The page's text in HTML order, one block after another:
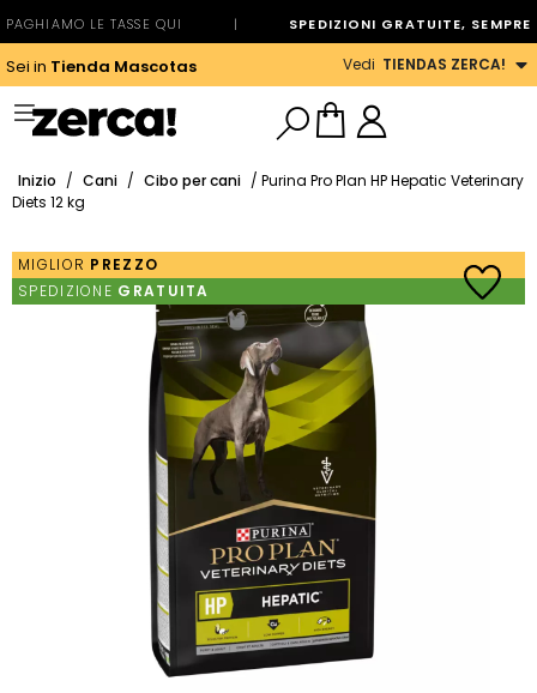
PAGHIAMO LE TASSE QUI | SPEDIZIONI GRATUITE, SEMPRE
Sei in Tienda Mascotas Vedi TIENDAS ZERCA!
Inizio / Cani / Cibo per cani / Purina Pro Plan HP Hepatic Veterinary
Diets 12 kg
MIGLIOR PREZZO
SPEDIZIONE GRATUITA